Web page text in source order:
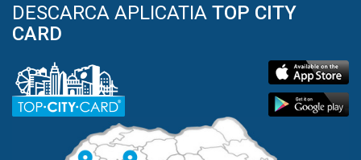
DESCARCA APLICATIA TOP CITY
CARD